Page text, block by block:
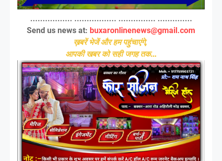
................. ................. ............... ..............
Send us news at: buxaronlinenews@gmail.com
ख़बरें भेजें और हम पहुंचाएंगे,
आपकी खबर को सही जगह तक...